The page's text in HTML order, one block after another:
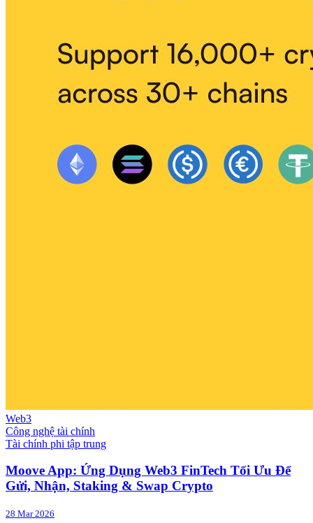
Web3
Công nghệ tài chính
Tài chính phi tập trung
Moove App: Ứng Dụng Web3 FinTech Tối Ưu Để
Gửi, Nhận, Staking & Swap Crypto
28 Mar 2026